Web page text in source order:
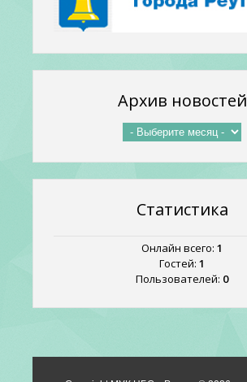
Архив новостей
Статистика
Онлайн всего: 1
Гостей: 1
Пользователей: 0